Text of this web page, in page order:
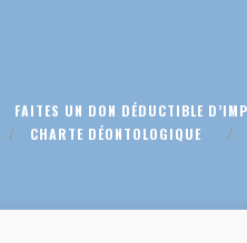
FAITES UN DON DÉDUCTIBLE
CHARTE DÉONTOLOGIQUE